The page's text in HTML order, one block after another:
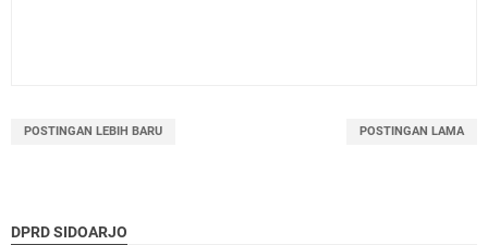
POSTINGAN LEBIH BARU POSTINGAN LAMA
DPRD SIDOARJO